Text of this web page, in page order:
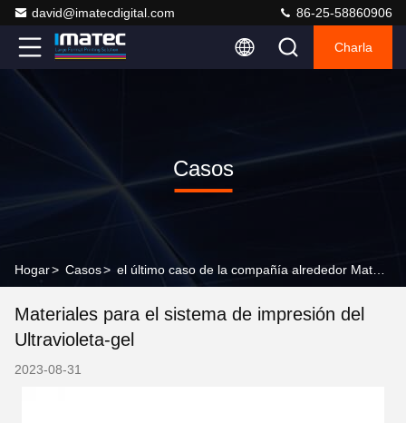
david@imatecdigital.com 86-25-58860906
Charla
Casos
Hogar> Casos>
Materiales para el sistema de impresión del
Ultravioleta-gel
2023-08-31